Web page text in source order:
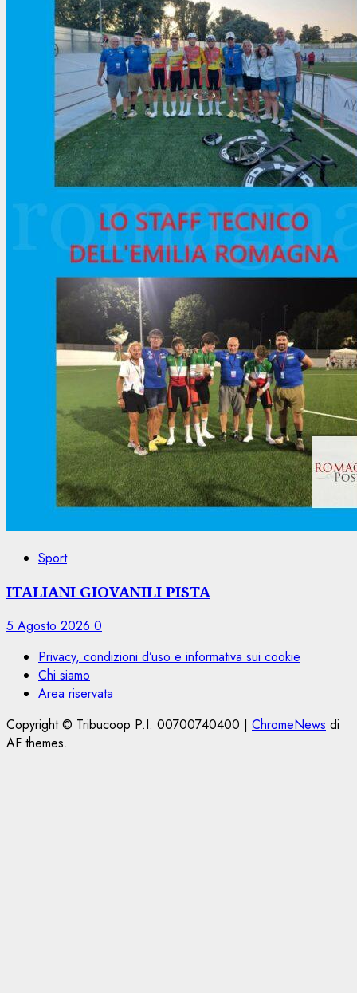
Sport
ITALIANI GIOVANILI PISTA
5 Agosto 2026 0
Privacy, condizioni d’uso e informativa sui cookie
Chi siamo
Area riservata
Copyright © Tribucoop P.I. 00700740400 | ChromeNews di
AF themes.